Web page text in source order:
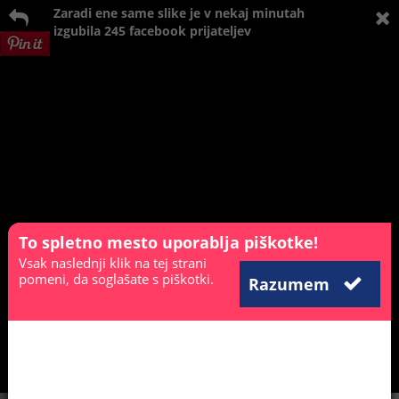
Zaradi ene same slike je v nekaj minutah
izgubila 245 facebook prijateljev
To spletno mesto uporablja piškotke!
Razumem
Vsak naslednji klik na tej strani
pomeni, da soglašate s piškotki.